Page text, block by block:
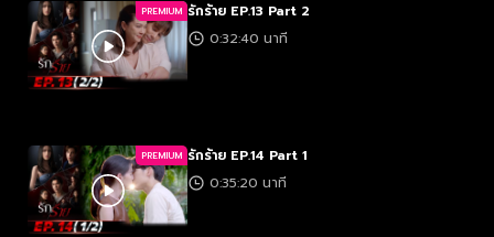
PREMIUM รักร้าย EP.13 Part 2
0:32:40 นาที
PREMIUM รักร้าย EP.14 Part 1
0:35:20 นาที